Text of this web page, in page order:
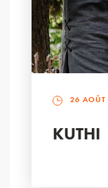
26 AOÛT
KUTHI